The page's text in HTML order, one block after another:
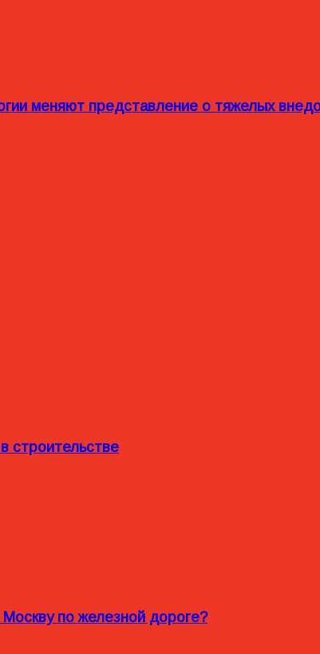
меняют представление о тяжелых
строительстве
по железной дороге?